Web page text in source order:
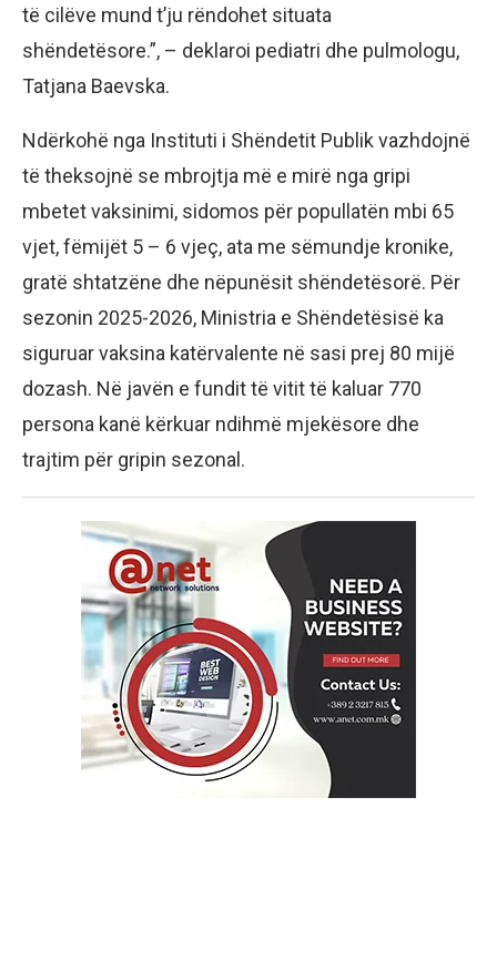
të cilëve mund t’ju rëndohet situata
shëndetësore.”, – deklaroi pediatri dhe pulmologu,
Tatjana Baevska.
Ndërkohë nga Instituti i Shëndetit Publik vazhdojnë
të theksojnë se mbrojtja më e mirë nga gripi
mbetet vaksinimi, sidomos për popullatën mbi 65
vjet, fëmijët 5 – 6 vjeç, ata me sëmundje kronike,
gratë shtatzëne dhe nëpunësit shëndetësorë. Për
sezonin 2025-2026, Ministria e Shëndetësisë ka
siguruar vaksina katërvalente në sasi prej 80 mijë
dozash. Në javën e fundit të vitit të kaluar 770
persona kanë kërkuar ndihmë mjekësore dhe
trajtim për gripin sezonal.